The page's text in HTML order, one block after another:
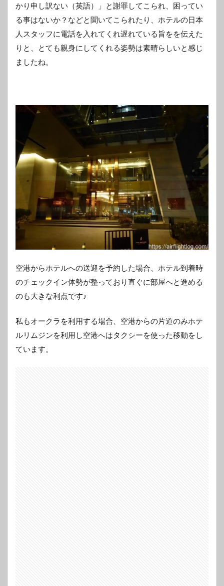
かり申し訳ない（英語）」と謝罪してこられ、困ってい
る事はないか？などと聞いてこられたり、ホテルの日本
人スタッフに電話を入れてくれ遅れている旨をを伝えた
りと、とても親身にしてくれる姿勢は素晴らしいと感じ
ましたね。
空港からホテルへの送迎を予約した場合、ホテル到着時
のチェックイン体勢が整っており直ぐに部屋へと進める
のも大きな利点です♪
私もオークラを利用する場合、空港からの片道のみホテ
ルリムジンを利用し空港へはタクシーを使った移動をし
ています。